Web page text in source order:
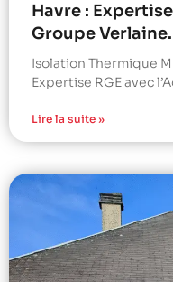
Havre :
Groupe Verlaine.
Isolation Thermique
Expertise RGE avec
Lire la suite »